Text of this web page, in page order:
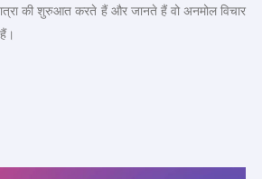
की शुरुआत करते हैं और जानते हैं वो अनमोल विचार